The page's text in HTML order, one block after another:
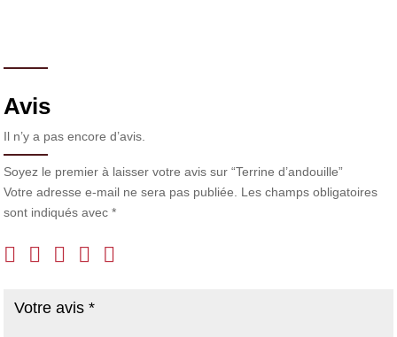
Avis
Il n’y a pas encore d’avis.
Soyez le premier à laisser votre avis sur “Terrine d’andouille”
Votre adresse e-mail ne sera pas publiée.
Les champs obligatoires
sont indiqués avec*